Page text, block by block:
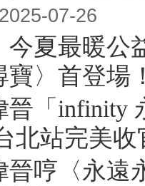
2025-07-26
今夏最暖
寶〉首登場
晉「infinity
北站完美收
晉哼〈永遠